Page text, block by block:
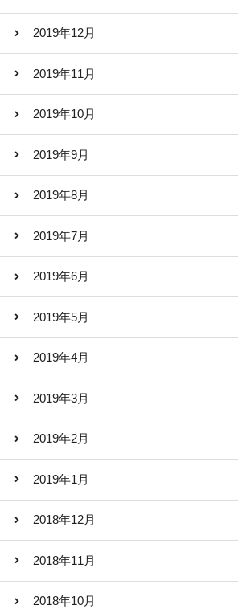
2019年12月
2019年11月
2019年10月
2019年9月
2019年8月
2019年7月
2019年6月
2019年5月
2019年4月
2019年3月
2019年2月
2019年1月
2018年12月
2018年11月
2018年10月